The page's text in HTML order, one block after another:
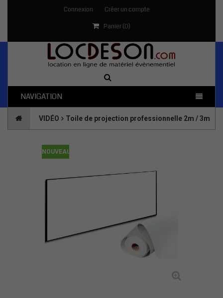
Connexion
Créer un compte
Panier (0)
NAVIGATION
VIDÉO Toile de projection professionnelle 2m / 3m
NOUVEAU